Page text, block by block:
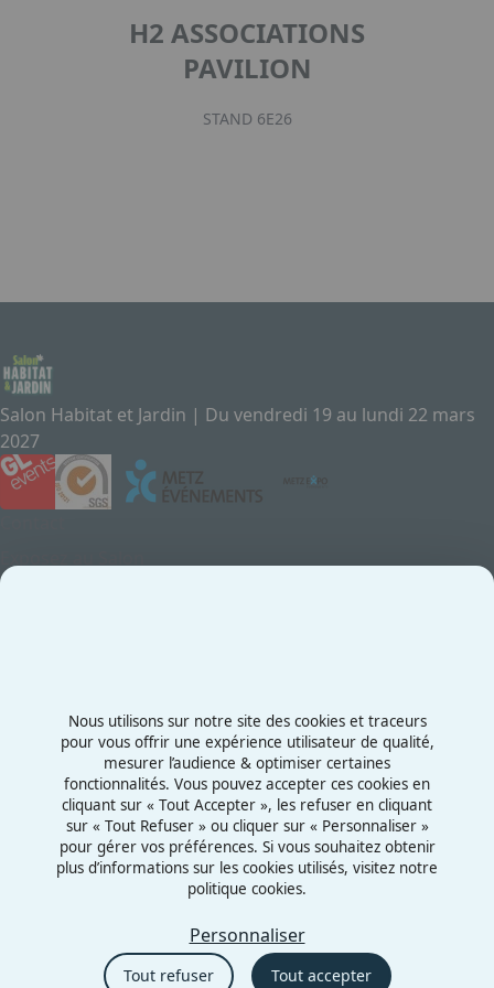
H2 ASSOCIATIONS
PAVILION
STAND 6E26
Salon Habitat et Jardin | Du vendredi 19 au lundi 22 mars
2027
Rue de la Grange aux Bois
57070 - Metz
France
Politiques de confidentialité
Nous utilisons sur notre site des cookies et traceurs
pour vous offrir une expérience utilisateur de qualité,
mesurer l’audience & optimiser certaines
fonctionnalités. Vous pouvez accepter ces cookies en
cliquant sur « Tout Accepter », les refuser en cliquant
sur « Tout Refuser » ou cliquer sur « Personnaliser »
pour gérer vos préférences. Si vous souhaitez obtenir
plus d’informations sur les cookies utilisés, visitez notre
politique cookies.
Tout accepter
Tout refuser
Personnaliser